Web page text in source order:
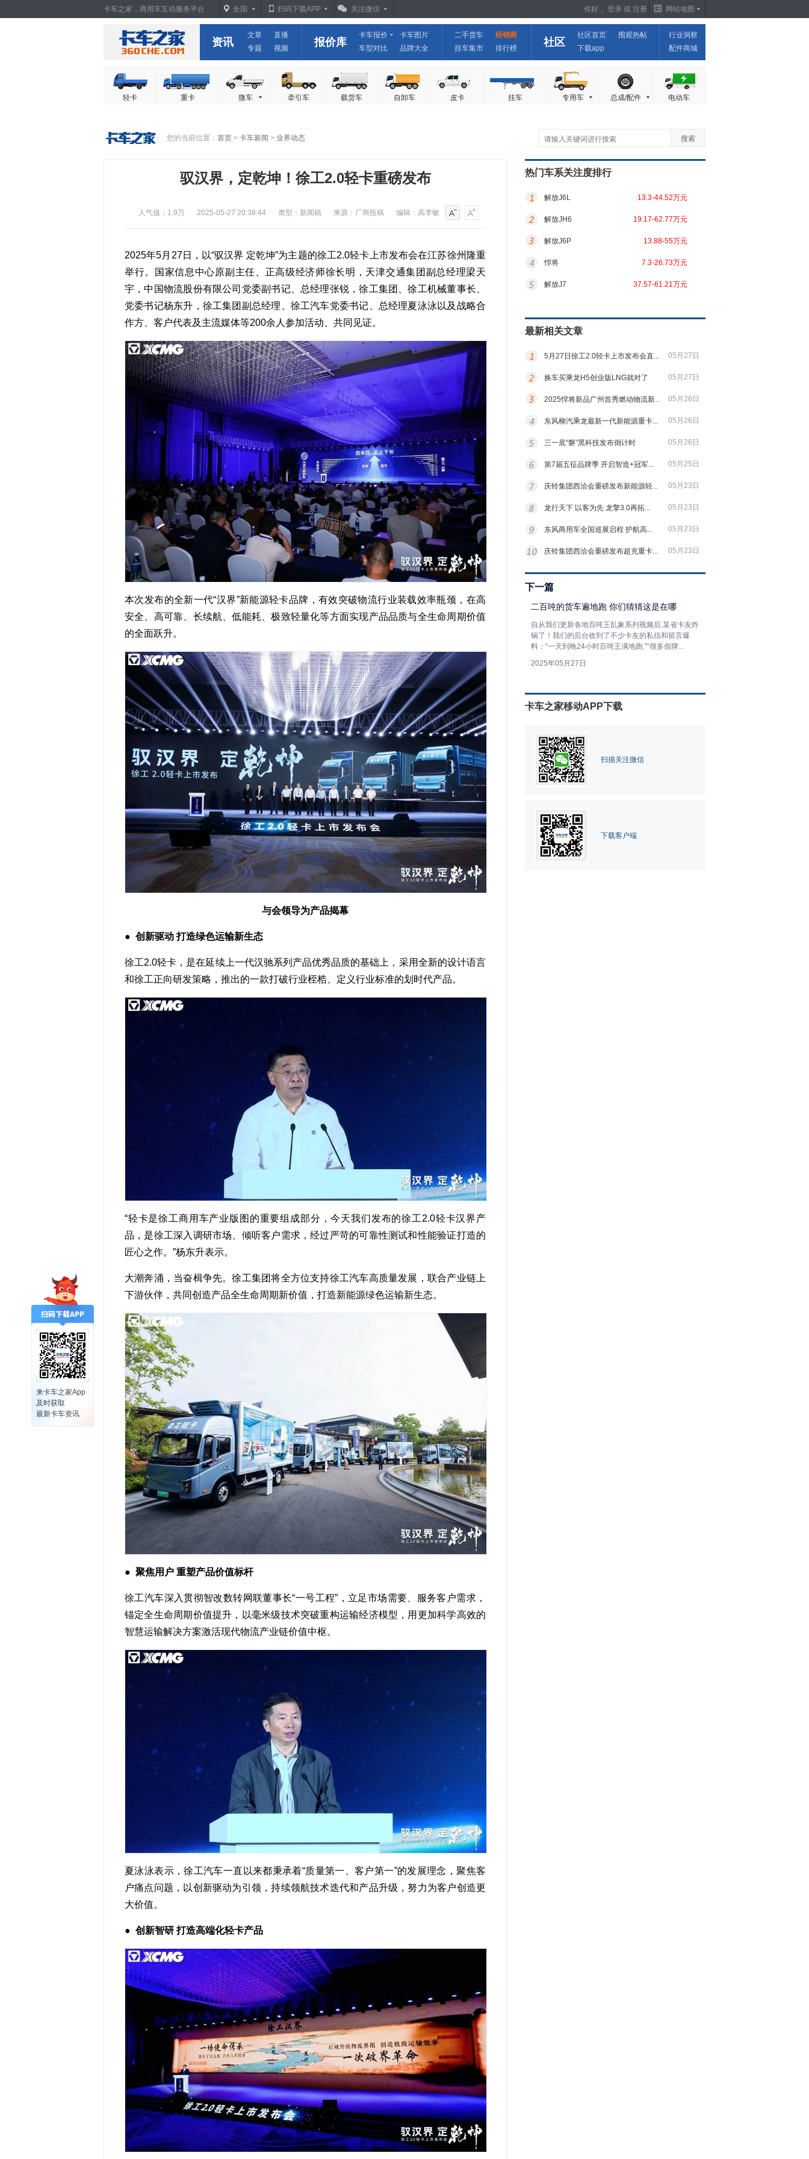
来卡车之家App
及时获取
最新卡车资讯
你好， 登录 或 注册 网站地图
卡车之家，商用车互动服务平台 全国 扫码下载APP 关注微信
资讯
文章
直播
专题
视频 报价库
卡车报价
卡车图片
车型对比
品牌大全
二手货车
经销商
挂车集市
排行榜 社区
社区首页
围观热帖
下载app
行业洞察
配件商城
轻卡 重卡 微车 牵引车 载货车 自卸车 皮卡 挂车 专用车 总成/配件 电动车
您的当前位置： 首页 > 卡车新闻 > 业界动态
驭汉界，定乾坤！徐工2.0轻卡重磅发布
人气值：1.9万 2025-05-27 20:38:44 类型：新闻稿 来源：厂商投稿 编辑：高李敏
2025年5月27日，以“驭汉界 定乾坤”为主题的徐工2.0轻卡上市发布会在江苏徐州隆重
举行。国家信息中心原副主任、正高级经济师徐长明，天津交通集团副总经理梁天
宇，中国物流股份有限公司党委副书记、总经理张锐，徐工集团、徐工机械董事长、
党委书记杨东升，徐工集团副总经理、徐工汽车党委书记、总经理夏泳泳以及战略合
作方、客户代表及主流媒体等200余人参加活动、共同见证。
本次发布的全新一代“汉界”新能源轻卡品牌，有效突破物流行业装载效率瓶颈，在高
安全、高可靠、长续航、低能耗、极致轻量化等方面实现产品品质与全生命周期价值
的全面跃升。
与会领导为产品揭幕
● 创新驱动 打造绿色运输新生态
徐工2.0轻卡，是在延续上一代汉驰系列产品优秀品质的基础上，采用全新的设计语言
和徐工正向研发策略，推出的一款打破行业桎梏、定义行业标准的划时代产品。
“轻卡是徐工商用车产业版图的重要组成部分，今天我们发布的徐工2.0轻卡汉界产
品，是徐工深入调研市场、倾听客户需求，经过严苛的可靠性测试和性能验证打造的
匠心之作。”杨东升表示。
大潮奔涌，当奋楫争先。徐工集团将全方位支持徐工汽车高质量发展，联合产业链上
下游伙伴，共同创造产品全生命周期新价值，打造新能源绿色运输新生态。
● 聚焦用户 重塑产品价值标杆
徐工汽车深入贯彻智改数转网联董事长“一号工程”，立足市场需要、服务客户需求，
锚定全生命周期价值提升，以毫米级技术突破重构运输经济模型，用更加科学高效的
智慧运输解决方案激活现代物流产业链价值中枢。
夏泳泳表示，徐工汽车一直以来都秉承着“质量第一、客户第一”的发展理念，聚焦客
户痛点问题，以创新驱动为引领，持续领航技术迭代和产品升级，努力为客户创造更
大价值。
● 创新智研 打造高端化轻卡产品
热门车系关注度排行
解放J6L 13.3-44.52万元
解放JH6 19.17-62.77万元
解放J6P 13.88-55万元
悍将 7.3-26.73万元
解放J7 37.57-61.21万元
最新相关文章
5月27日徐工2.0轻卡上市发布会直... 05月27日
换车买乘龙H5创业版LNG就对了 05月27日
2025悍将新品广州首秀燃动物流新... 05月26日
东风柳汽乘龙最新一代新能源重卡... 05月26日
三一底“磐”黑科技发布倒计时 05月26日
第7届五征品牌季 开启智造+冠军... 05月25日
庆铃集团西洽会重磅发布新能源轻... 05月23日
龙行天下 以客为先 龙擎3.0再拓... 05月23日
东风商用车全国巡展启程 护航高... 05月23日
庆铃集团西洽会重磅发布超充重卡... 05月23日
下一篇
二百吨的货车遍地跑 你们猜猜这是在哪
自从我们更新各地百吨王乱象系列视频后,某省卡友炸
锅了！我们的后台收到了不少卡友的私信和留言爆
料：“一天到晚24小时百吨王满地跑.”“很多假牌...
2025年05月27日
卡车之家移动APP下载
扫描关注微信
下载客户端